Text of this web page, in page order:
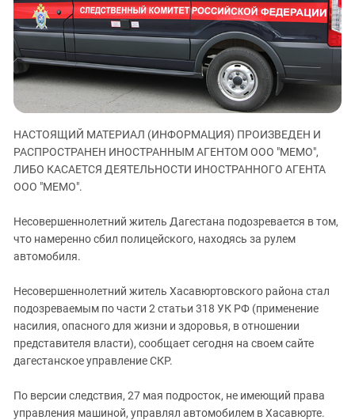
ЗАСТАВЛЯЕТ
КАВКАЗ ЗА ПАЛЕСТИНУ
ИНАКОМЫСЛИЕ В ЧЕЧНЕ
ПРЕСЛЕДОВАНИЕ АКТИВИСТОВ
МОБИЛИЗАЦИЯ И ПРОТЕСТЫ
Дагестан
Ингушетия
Кабардино-Балкария
Калмыкия
Карачаево-Черкесия
Краснодарский край
Российская Федерация
Северная Осетия - Алания
СКФО
Чечня
Южная Осетия
Южный Кавказ
НАСТОЯЩИЙ МАТЕРИАЛ (ИНФОРМАЦИЯ) ПРОИЗВЕДЕН И
РАСПРОСТРАНЕН ИНОСТРАННЫМ АГЕНТОМ ООО "МЕМО",
ЛИБО КАСАЕТСЯ ДЕЯТЕЛЬНОСТИ ИНОСТРАННОГО АГЕНТА
ООО "МЕМО".
Несовершеннолетний житель Дагестана подозревается в том,
что намеренно сбил полицейского, находясь за рулем
автомобиля.
Несовершеннолетний житель Хасавюртовского района стал
подозреваемым по части 2 статьи 318 УК РФ (применение
насилия, опасного для жизни и здоровья, в отношении
представителя власти), сообщает сегодня на своем сайте
дагестанское управление СКР.
По версии следствия, 27 мая подросток, не имеющий права
управления машиной, управлял автомобилем в Хасавюрте.